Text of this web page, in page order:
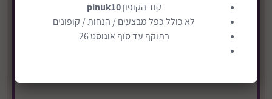
משלוח חינם
קוד הקופוןpinuk10
לא כולל כפל מבצעים / הנחות / קופונים
בתוקף עד סוף אוגוסט 26